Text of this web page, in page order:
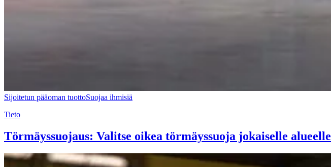
Sijoitetun pääoman tuottoSuojaa ihmisiä
Tieto
Törmäyssuojaus: Valitse oikea törmäyssuoja jokaiselle alueelle